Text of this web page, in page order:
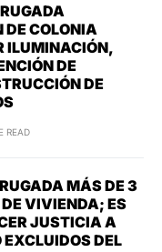
COLONIA
ILUMINACIÓN,
DE
DE
READ
MÁS DE 3
VIVIENDA; ES
JUSTICIA A
DEL